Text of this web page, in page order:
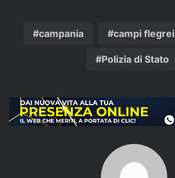
campania campi flegrei
Polizia di Stato